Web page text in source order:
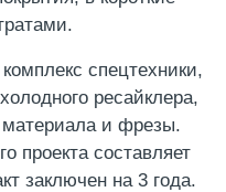
спецтехники,
ресайклера,
материала и фрезы.
проекта составляет
заключен на 3 года.